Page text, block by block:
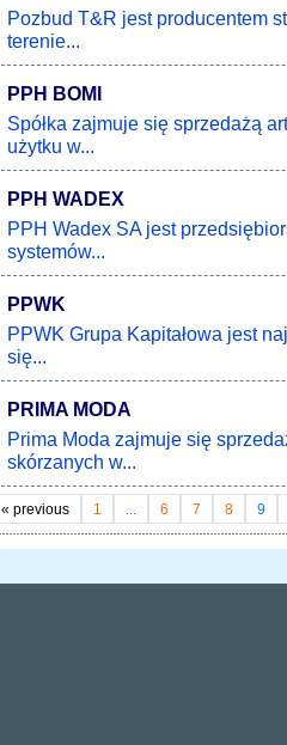
Pozbud T&R jest producentem
terenie...
PPH BOMI
Spółka zajmuje się sprzedażą
użytku w...
PPH WADEX
PPH Wadex SA jest
systemów...
PPWK
PPWK Grupa Kapitałowa jest
się...
PRIMA MODA
Prima Moda zajmuje się
skórzanych w...
« previous 1 6 7 8 9